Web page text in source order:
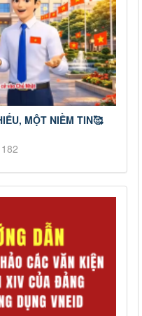
MỘT NIỀM TIN🥰